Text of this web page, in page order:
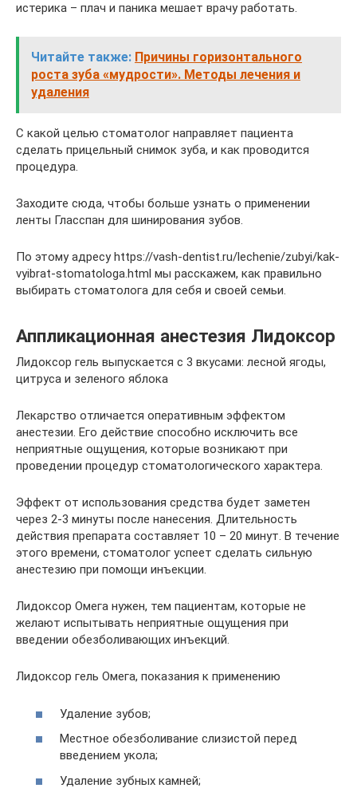
истерика – плач и паника мешает врачу работать.
Читайте также: Причины горизонтального
роста зуба «мудрости». Методы лечения и
удаления
С какой целью стоматолог направляет пациента
сделать прицельный снимок зуба, и как проводится
процедура.
Заходите сюда, чтобы больше узнать о применении
ленты Гласспан для шинирования зубов.
По этому адресу https://vash-dentist.ru/lechenie/zubyi/kak-
vyibrat-stomatologa.html мы расскажем, как правильно
выбирать стоматолога для себя и своей семьи.
Аппликационная анестезия Лидоксор
Лидоксор гель выпускается с 3 вкусами: лесной ягоды,
цитруса и зеленого яблока
Лекарство отличается оперативным эффектом
анестезии. Его действие способно исключить все
неприятные ощущения, которые возникают при
проведении процедур стоматологического характера.
Эффект от использования средства будет заметен
через 2-3 минуты после нанесения. Длительность
действия препарата составляет 10 – 20 минут. В течение
этого времени, стоматолог успеет сделать сильную
анестезию при помощи инъекции.
Лидоксор Омега нужен, тем пациентам, которые не
желают испытывать неприятные ощущения при
введении обезболивающих инъекций.
Лидоксор гель Омега, показания к применению
Удаление зубов;
Местное обезболивание слизистой перед
введением укола;
Удаление зубных камней;